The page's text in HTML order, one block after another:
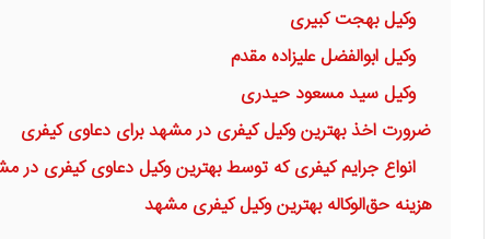
وکیل بهجت کبیری
وکیل ابوالفضل علیزاده مقدم
وکیل سید مسعود حیدری
ضرورت اخذ بهترین وکیل کیفری در مشهد برای دعاوی کیفری
انواع جرایم کیفری که توسط بهترین وکیل دعاوی کیفری
هزینه حق‌الوکاله بهترین وکیل کیفری مشهد